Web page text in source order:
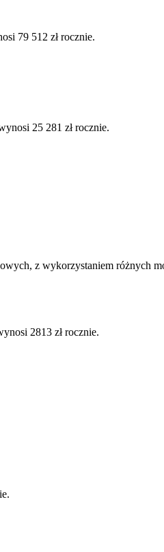
79 512 zł rocznie.
25 281 zł rocznie.
z wykorzystaniem różnych
2813 zł rocznie.